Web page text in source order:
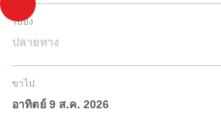
ไปยัง
ปลายทาง
ขาไป
อาทิตย์ 9 ส.ค. 2026